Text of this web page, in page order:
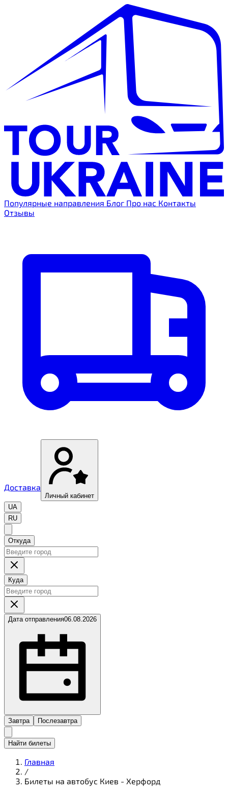
Популярные направления Блог Про нас Контакты
Отзывы
Доставка
Личный кабинет
UA
RU
Откуда
Куда
Дата отправления06.08.2026
Завтра Послезавтра
Найти билеты
Главная
/
Билеты на автобус Киев - Херфорд